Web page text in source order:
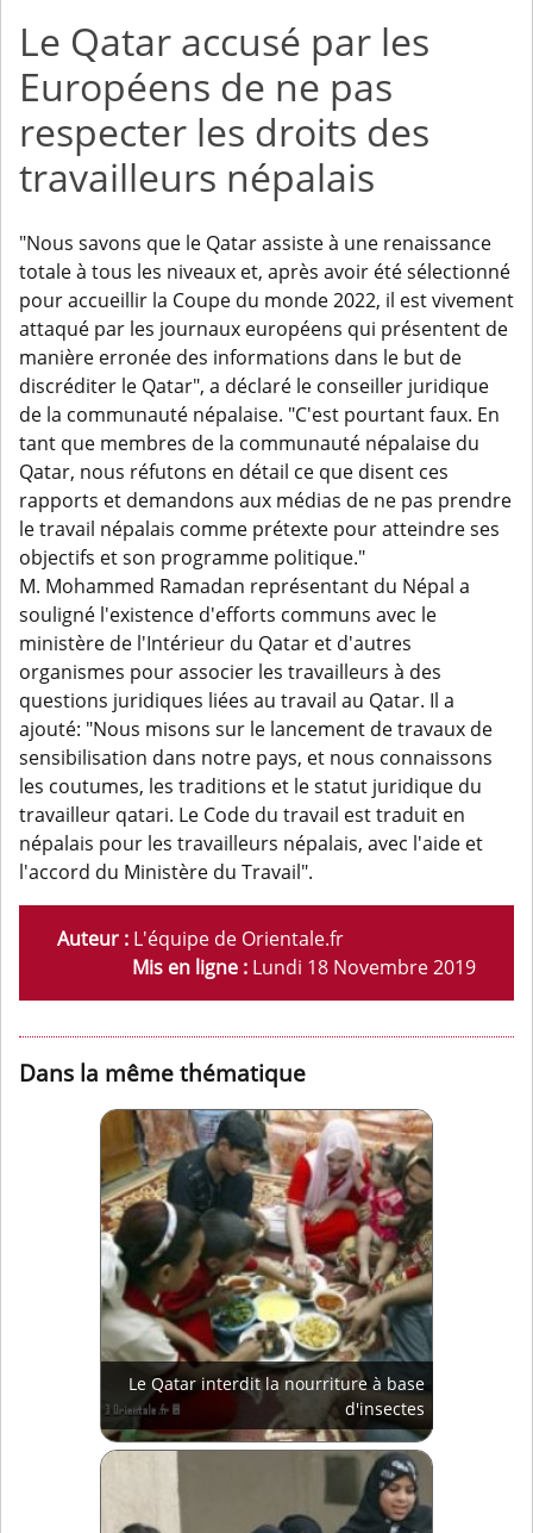
Le Qatar accusé par les
Européens de ne pas
respecter les droits des
travailleurs népalais
"Nous savons que le Qatar assiste à une renaissance
totale à tous les niveaux et, après avoir été sélectionné
pour accueillir la Coupe du monde 2022, il est vivement
attaqué par les journaux européens qui présentent de
manière erronée des informations dans le but de
discréditer le Qatar", a déclaré le conseiller juridique
de la communauté népalaise. "C'est pourtant faux. En
tant que membres de la communauté népalaise du
Qatar, nous réfutons en détail ce que disent ces
rapports et demandons aux médias de ne pas prendre
le travail népalais comme prétexte pour atteindre ses
objectifs et son programme politique."
M. Mohammed Ramadan représentant du Népal a
souligné l'existence d'efforts communs avec le
ministère de l'Intérieur du Qatar et d'autres
organismes pour associer les travailleurs à des
questions juridiques liées au travail au Qatar. Il a
ajouté: "Nous misons sur le lancement de travaux de
sensibilisation dans notre pays, et nous connaissons
les coutumes, les traditions et le statut juridique du
travailleur qatari. Le Code du travail est traduit en
népalais pour les travailleurs népalais, avec l'aide et
l'accord du Ministère du Travail".
Auteur : L'équipe de Orientale.fr
Mis en ligne : Lundi 18 Novembre 2019
Dans la même thématique
Le Qatar interdit la nourriture à base
d'insectes